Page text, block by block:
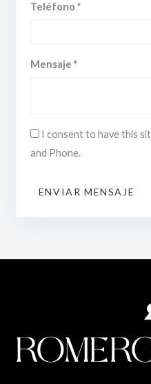
Teléfono *
Mensaje *
I consent to have this
and Phone.
ENVIAR MENSAJE